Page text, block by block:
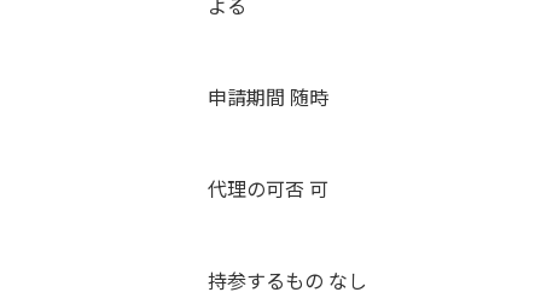
申請期間 随時
代理の可否 可
持参するもの なし